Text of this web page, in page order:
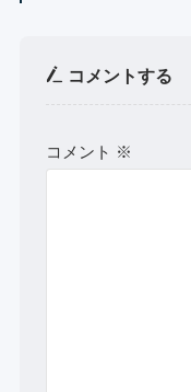
コメントする
コメント ※